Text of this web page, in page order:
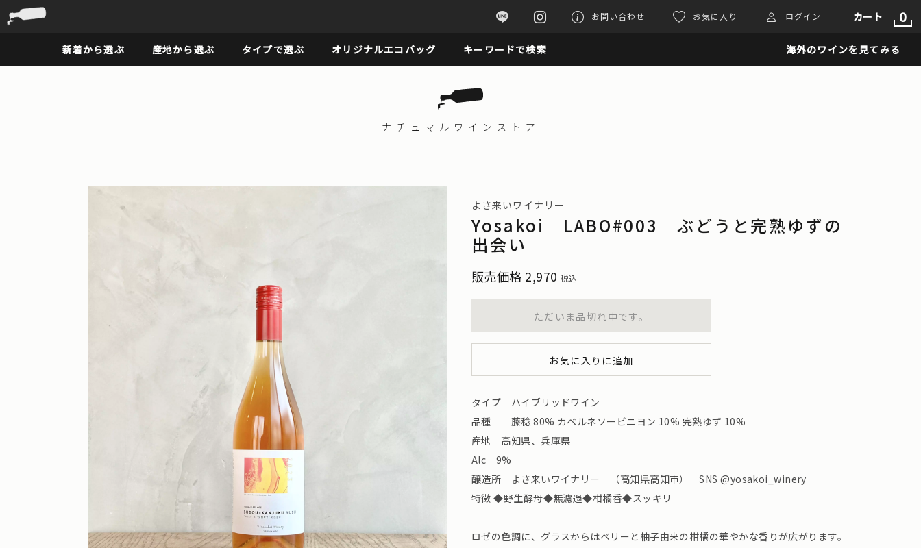
お問い合わせ お気に入り ログイン カート 0
新着から選ぶ 産地から選ぶ タイプで選ぶ オリジナルエコバッグ キーワードで検索 海外のワインを見てみる
ナチュマル ワインストア
よさ来いワイナリー
Yosakoi LABO#003 ぶどうと完熟ゆずの
出会い
販売価格 2,970 税込
ただいま品切れ中です。
お気に入りに追加
タイプ ハイブリッドワイン
品種 藤稔 80% カベルネソービニヨン 10% 完熟ゆず 10%
産地 高知県、兵庫県
Alc 9%
醸造所 よさ来いワイナリー （高知県高知市） SNS @yosakoi_winery
特徴 ◆野生酵母◆無濾過◆柑橘香◆スッキリ
ロゼの色調に、グラスからはベリーと柚子由来の柑橘の華やかな香りが広がります。